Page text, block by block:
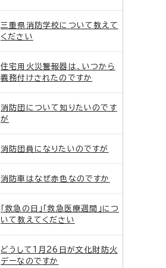
三重県消防学校について教えて
ください
住宅用火災警報器は、いつから
義務付けされたのですか
消防団について知りたいのです
が
消防団員になりたいのですが
消防車はなぜ赤色なのですか
「救急の日」「救急医療週間」につ
いて教えてください
どうして1月26日が文化財防火
デーなのですか